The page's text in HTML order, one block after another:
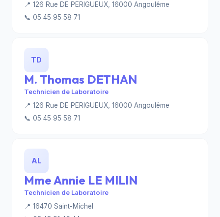
📍 126 Rue DE PERIGUEUX, 16000 Angoulême
📞 05 45 95 58 71
TD
M. Thomas DETHAN
Technicien de Laboratoire
📍 126 Rue DE PERIGUEUX, 16000 Angoulême
📞 05 45 95 58 71
AL
Mme Annie LE MILIN
Technicien de Laboratoire
📍 16470 Saint-Michel